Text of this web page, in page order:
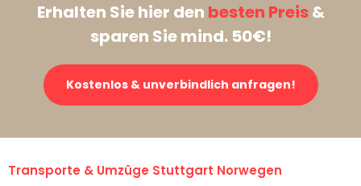
Erhalten Sie hier den besten Preis&
sparen Sie mind. 50€!
Kostenlos & unverbindlich anfragen!
Transporte & Umzüge Stuttgart Norwegen